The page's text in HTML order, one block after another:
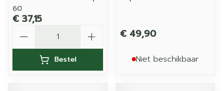
60
€ 37,15
Bestel
€ 49,90
Niet beschikbaar